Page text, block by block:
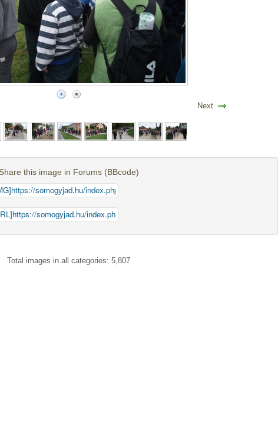
Next
Share this image in Forums (BBcode)
Total images in all categories: 5,807